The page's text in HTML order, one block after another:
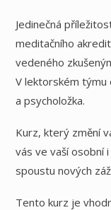
Jedinečná
meditačního
vedeného
V lektorském týmu
a psycholožka.
Kurz, který změní
vás ve vaší osobní
spoustu nových
Tento kurz je